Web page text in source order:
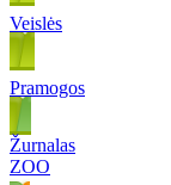
Veislės
Pramogos
Žurnalas
ZOO